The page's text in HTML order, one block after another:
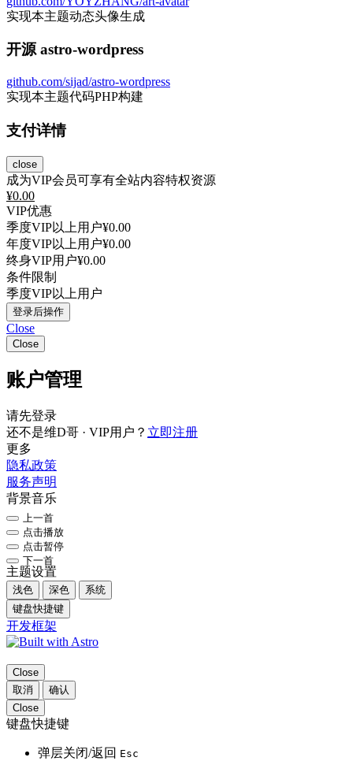
实现本主题动态头像生成
开源 astro-wordpress
github.com/sijad/astro-wordpress
实现本主题代码PHP构建
支付详情
close
成为VIP会员可享有全站内容特权资源
¥0.00
VIP优惠
季度VIP以上用户¥0.00
年度VIP以上用户¥0.00
终身VIP用户¥0.00
条件限制
季度VIP以上用户
登录后操作
Close
Close
账户管理
请先登录
还不是维D哥 · VIP用户？ 立即注册
更多
隐私政策
服务声明
背景音乐
上一首
点击播放
点击暂停
下一首
主题设置
浅色 深色
系统
键盘快捷键
开发框架
Close
取消
确认
Close
键盘快捷键
弹层关闭/返回 Esc